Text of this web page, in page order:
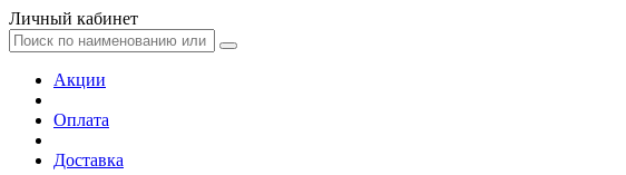
Личный кабинет
Акции
Оплата
Доставка